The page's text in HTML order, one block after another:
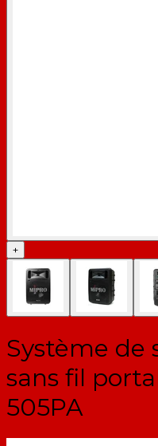
+
Système de
sans fil
505PA